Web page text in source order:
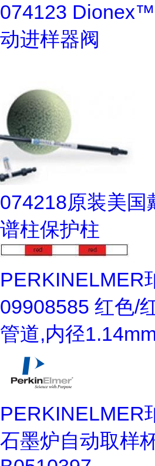
074123 Dionex™
动进样器阀
074218原装美国
谱柱保护柱
PERKINELMER
09908585 红色/
管道,内径1.14mm
PERKINELMER
石墨炉自动取样